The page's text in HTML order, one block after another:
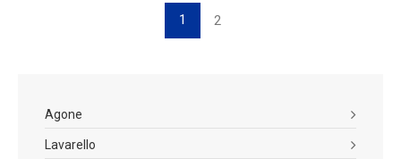
1 2
Agone
Lavarello